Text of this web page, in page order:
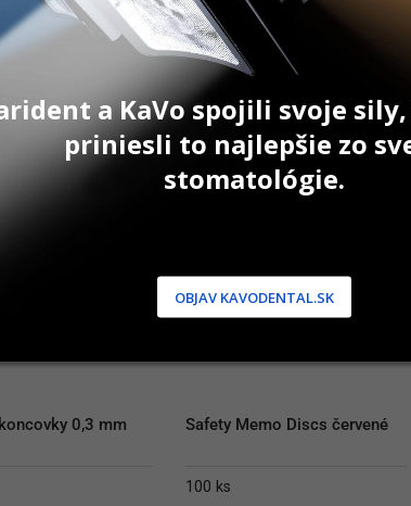
57,90
Original
price
was:
57,90 €.
55,50
Current
Na sklade
0,3 mm Safety Memo Discs červené
100 ks
a KaVo spojili svoje
priniesli to najlepšie zo
stomatológie.
OBJAV KAVODENTAL.SK